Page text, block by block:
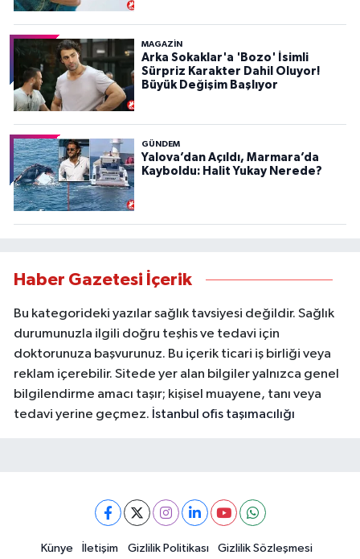
MAGAZİN
Arka Sokaklar'a 'Bozo' İsimli
Sürpriz Karakter Dahil Oluyor!
Büyük Değişim Başlıyor
GÜNDEM
Yalova’dan Açıldı, Marmara’da
Kayboldu: Halit Yukay Nerede?
Haber Gazetesi İçerik
Bu kategorideki yazılar sağlık tavsiyesi değildir. Sağlık
durumunuzla ilgili doğru teşhis ve tedavi için
doktorunuza başvurunuz. Bu içerik ticari iş birliği veya
reklam içerebilir. Sitede yer alan bilgiler yalnızca genel
bilgilendirme amacı taşır; kişisel muayene, tanı veya
tedavi yerine geçmez. İstanbul ofis taşımacılığı
Künye İletişim Gizlilik Politikası
Gizlilik Sözleşmesi